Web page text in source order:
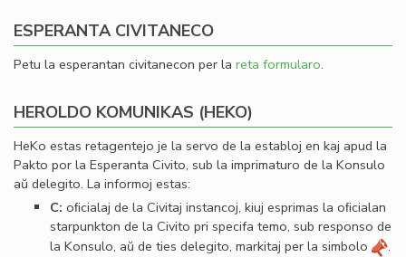
ESPERANTA CIVITANECO
Petu la esperantan civitanecon per la reta formularo.
HEROLDO KOMUNIKAS (HEKO)
HeKo estas retagentejo je la servo de la establoj en kaj apud la
Pakto por la Esperanta Civito, sub la imprimaturo de la Konsulo
aŭ delegito. La informoj estas:
C: oﬁcialaj de la Civitaj instancoj, kiuj esprimas la oﬁcialan
starpunkton de la Civito pri specifa temo, sub responso de
la Konsulo, aŭ de ties delegito, markitaj per la simbolo
.